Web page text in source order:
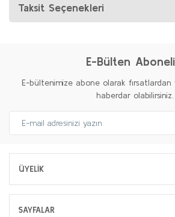
Taksit Seçenekleri
E-Bülten
E-bültenimize abone olarak fırsatlardan
haberdar olabilirsiniz.
ÜYELİK
SAYFALAR